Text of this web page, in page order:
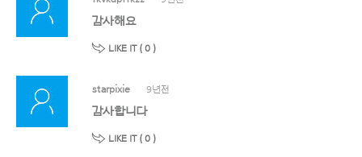
감사해요
LIKE IT ( 0 )
starpixie 9년전
감사합니다
LIKE IT ( 0 )